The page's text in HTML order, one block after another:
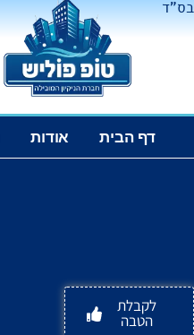
בס"ד
דף הבית אודות
לקבלת
הטבה